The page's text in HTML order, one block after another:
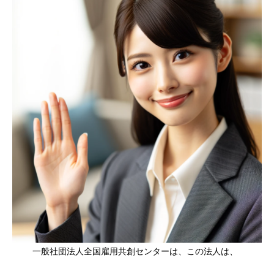
一般社団法人全国雇用共創センターは、この法人は、